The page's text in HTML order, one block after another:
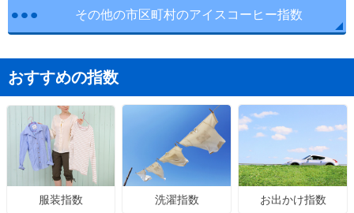
その他の市区町村のアイスコーヒー指数
おすすめの指数
服装指数 洗濯指数 お出かけ指数